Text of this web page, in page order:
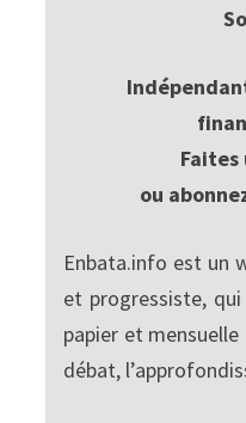
Faites
ou
Enbata.info est un
et progressiste,
papier et mensuelle
débat,